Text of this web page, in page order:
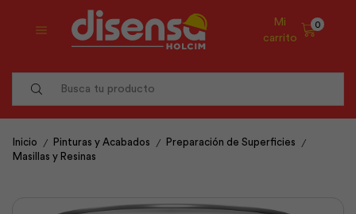
Mi
carrito
0
Inicio / Pinturas y Acabados / Preparación de Superficies /
Masillas y Resinas